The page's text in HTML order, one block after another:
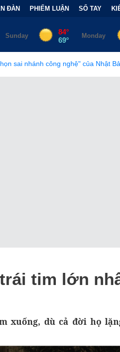
ĐÀN PHIẾM LUẬN SỔ TAY
của Nhật Bản và bài học đắt giá
tim lớn
xuống, dù cả đời họ